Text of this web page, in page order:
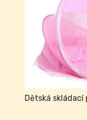
Dětská